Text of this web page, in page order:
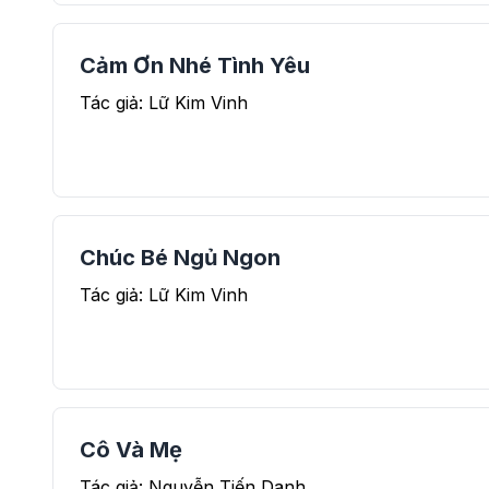
Cảm Ơn Nhé Tình Yêu
Tác giả: Lữ Kim Vinh
Chúc Bé Ngủ Ngon
Tác giả: Lữ Kim Vinh
Cô Và Mẹ